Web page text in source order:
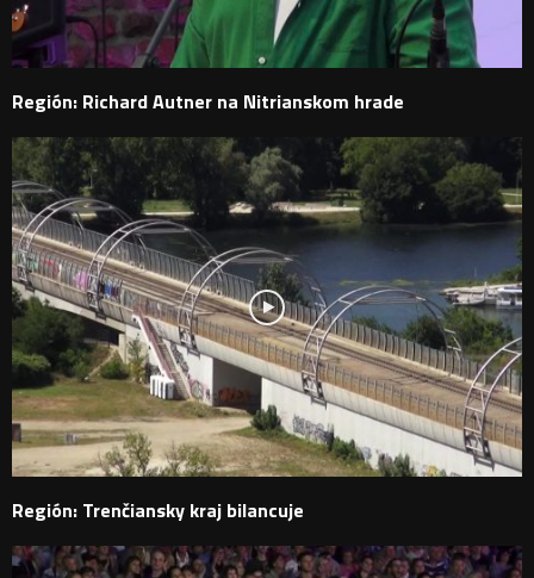
Región: Richard Autner na Nitrianskom hrade
Región: Trenčiansky kraj bilancuje